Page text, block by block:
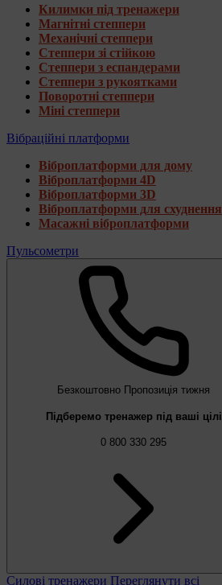
Килимки під тренажери
Магнітні степпери
Механічні степпери
Степпери зі стійкою
Степпери з еспандерами
Степпери з рукоятками
Поворотні степпери
Міні степпери
Вібраційні платформи
Віброплатформи для дому
Віброплатформи 4D
Віброплатформи 3D
Віброплатформи для схуднення
Масажні віброплатформи
Пульсометри
Безкоштовно Пропозиція тижня
Підберемо тренажер під ваші цілі
0 800 330 295
Силові тренажери Переглянути всі